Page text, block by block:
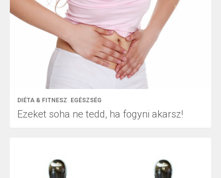
DIÉTA & FITNESZ EGÉSZSÉG
Ezeket soha ne tedd, ha fogyni akarsz!